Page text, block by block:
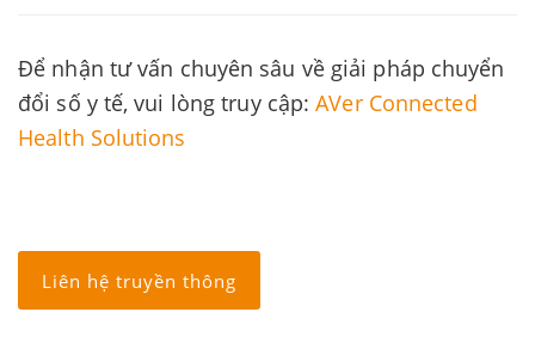
Để nhận tư vấn chuyên sâu về giải pháp chuyển
đổi số y tế, vui lòng truy cập:AVer Connected
Health Solutions
Liên hệ truyền thông